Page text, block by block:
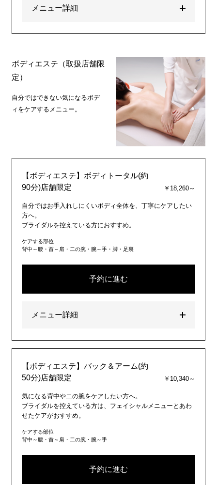
メニュー詳細
ボディエステ（取扱店舗限
定）
自分ではできない気になるボデ
ィをケアするメニュー。
【ボディエステ】ボディトータル(約
90分)店舗限定
￥18,260～
自分ではお手入れしにくいボディ全体を、丁寧にケアしたい
方へ。
ブライダルを控えている方におすすめ。
ケアする部位
背中～腰・首～肩・二の腕・腕～手・脚・足裏
予約に進む
メニュー詳細
【ボディエステ】バック＆アーム(約
50分)店舗限定
￥10,340～
気になる背中や二の腕をケアしたい方へ。
ブライダルを控えている方は、フェイシャルメニューとあわ
せたケアがおすすめ。
ケアする部位
背中～腰・首～肩・二の腕・腕～手
予約に進む